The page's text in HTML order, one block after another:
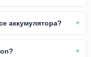
аккумулятора?